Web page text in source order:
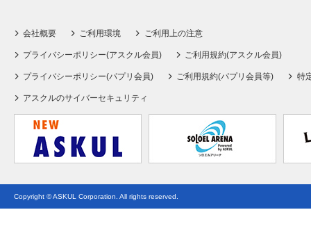
会社概要 ご利用環境 ご利用上の注意
プライバシーポリシー(アスクル会員) ご利用規約(アスクル会員)
プライバシーポリシー(パプリ会員) ご利用規約(パプリ会員等) 特
アスクルのサイバーセキュリティ
Copyright © ASKUL Corporation. All rights reserved.